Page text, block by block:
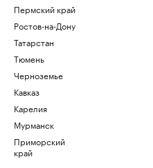
Пермский край
Ростов-на-Дону
Татарстан
Тюмень
Черноземье
Кавказ
Карелия
Мурманск
Приморский
край